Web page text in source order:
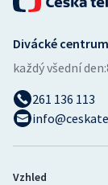
Divácké centrum
každý všední den:
261 136 113
Vzhled